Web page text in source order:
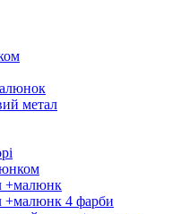
метал
+малюнк
+малюнк 4 фарби